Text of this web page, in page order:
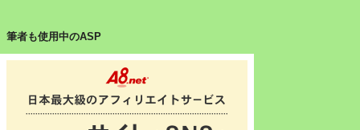
筆者も使用中のASP